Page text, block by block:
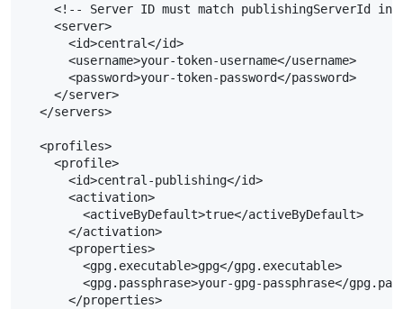
<!-- Server ID must match publishingServerId in
    <server>
      <id>central</id>
      <username>your-token-username</username>
      <password>your-token-password</password>
    </server>
  </servers>
  <profiles>
    <profile>
      <id>central-publishing</id>
      <activation>
        <activeByDefault>true</activeByDefault>
      </activation>
      <properties>
        <gpg.executable>gpg</gpg.executable>
<gpg.passphrase>your-gpg-passphrase</
      </properties>